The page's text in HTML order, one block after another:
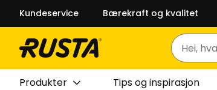
Kundeservice Bærekraft og kvalitet
Søk
Produkter Tips og inspirasjon